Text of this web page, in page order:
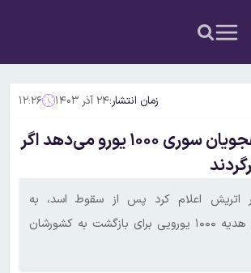
زمان انتشار:۲۴ آذر ۱۴۰۳ ۱۲:۲۶
اتریش به پناهجویان سوری ۱۰۰۰ یورو می‌دهد اگر
اتریش اعلام کرد پس از سقوط اسد، به
پناهجویان سوری هدیه ۱۰۰۰ یورویی برای بازگشت به کشورشان